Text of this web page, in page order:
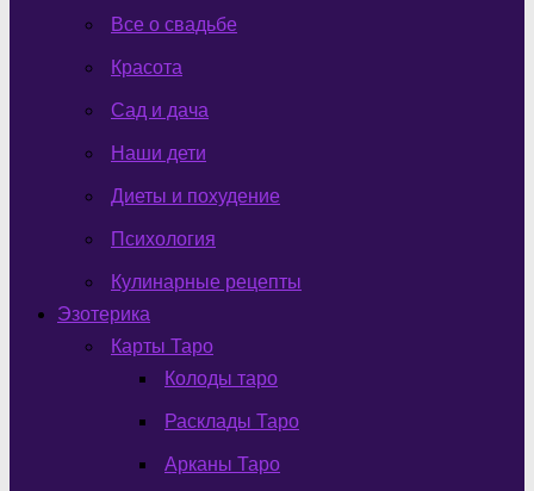
Все о свадьбе
Красота
Сад и дача
Наши дети
Диеты и похудение
Психология
Кулинарные рецепты
Эзотерика
Карты Таро
Колоды таро
Расклады Таро
Арканы Таро